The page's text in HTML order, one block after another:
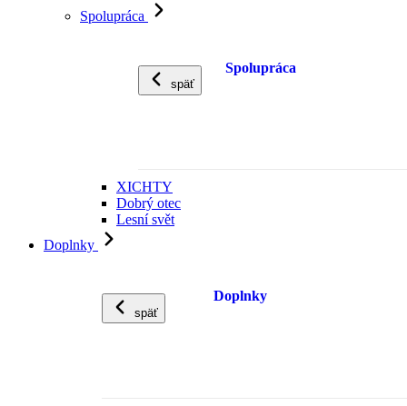
Spolupráca
späť
Spolupráca
XICHTY
Dobrý otec
Lesní svět
Doplnky
späť
Doplnky